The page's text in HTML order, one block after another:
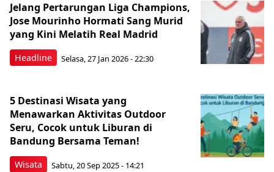
Headline
Jelang Pertarungan Liga Champions,
Jose Mourinho Hormati Sang Murid
yang Kini Melatih Real Madrid
Selasa, 27 Jan 2026 - 22:30
Wisata
5 Destinasi Wisata yang
Menawarkan Aktivitas Outdoor
Seru, Cocok untuk Liburan di
Bandung Bersama Teman!
Sabtu, 20 Sep 2025 - 14:21